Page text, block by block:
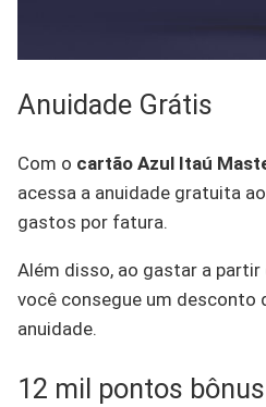
Anuidade Grátis
Com o cartão Azul Itaú
acessa a anuidade gratuita
gastos por fatura.
Além disso, ao gastar a partir
você consegue um desconto
anuidade.
12 mil pontos bônus